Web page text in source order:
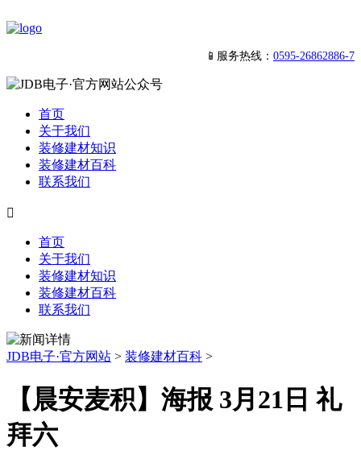
📱服务热线： 0595-26862886-7
首页
关于我们
装修建材知识
装修建材百科
联系我们

首页
关于我们
装修建材知识
装修建材百科
联系我们
JDB电子·官方网站 > 装修建材百科 >
【晨安麦积】海报 3月21日 礼
拜六